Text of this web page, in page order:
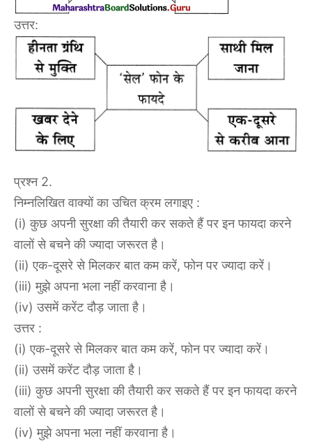
उत्तर:
प्रश्न 2.
निम्नलिखित वाक्यों का उचित क्रम लगाइए :
(i) कुछ अपनी सुरक्षा की तैयारी कर सकते हैं पर इन फायदा करने
वालों से बचने की ज्यादा जरूरत है।
(ii) एक-दूसरे से मिलकर बात कम करें, फोन पर ज्यादा करें।
(iii) मुझे अपना भला नहीं करवाना है।
(iv) उसमें करेंट दौड़ जाता है।
उत्तर :
(i) एक-दूसरे से मिलकर बात कम करें, फोन पर ज्यादा करें।
(ii) उसमें करेंट दौड़ जाता है।
(iii) कुछ अपनी सुरक्षा की तैयारी कर सकते हैं पर इन फायदा करने
वालों से बचने की ज्यादा जरूरत है।
(iv) मुझे अपना भला नहीं करवाना है।